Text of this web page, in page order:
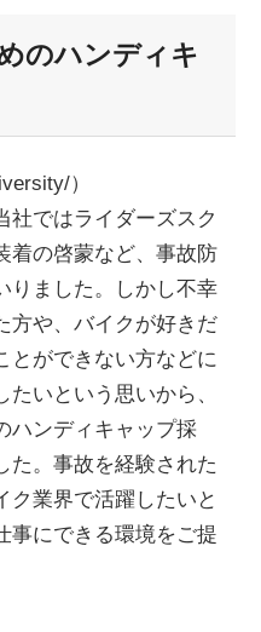
のハンディキ
）
ではライダーズスク
着の啓蒙など、事故防
りました。しかし不幸
方や、バイクが好きだ
とができない方などに
いという思いから、
ハンディキャップ採
た。事故を経験された
ク業界で活躍したいと
事にできる環境をご提